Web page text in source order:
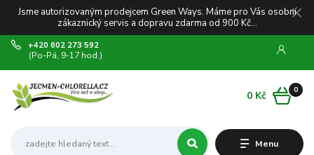
Jsme autorizovaným prodejcem Green Ways. Máme pro Vás osobní
zákaznický servis a dopravu zdarma od 900 Kč...
Menu
+420 602 273 592
(Po-Pá, 9-17 hod.)
0
0 Kč